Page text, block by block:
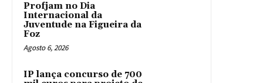
Profjam no Dia
Internacional da
Juventude na Figueira da
Foz
Agosto 6, 2026
IP lança concurso de 700